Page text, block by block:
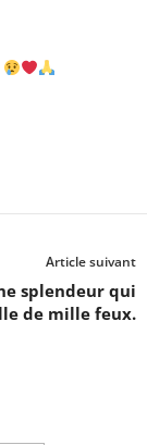
Article suivant
splendeur qui
de mille feux.